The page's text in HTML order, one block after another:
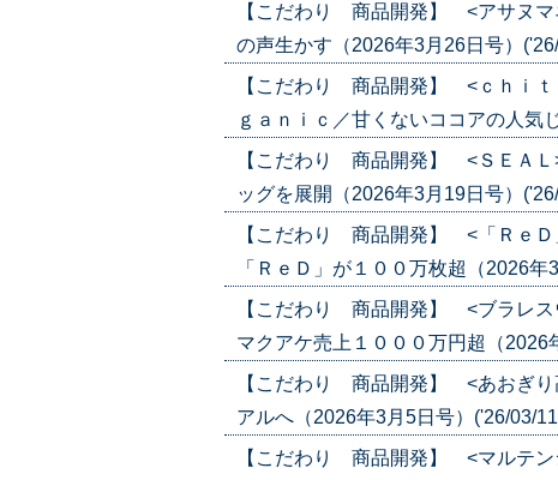
【こだわり 商品開発】 <アサヌ
の声生かす（2026年3月26日号）
【こだわり 商品開発】 <ｃｈｉ
ｇａｎｉｃ／甘くないココアの人気
【こだわり 商品開発】 <ＳＥＡ
ッグを展開（2026年3月19日号）
【こだわり 商品開発】 <「Ｒｅ
「ＲｅＤ」が１００万枚超（2026
【こだわり 商品開発】 <ブラレ
マクアケ売上１０００万円超（2026
【こだわり 商品開発】 <あおぎ
アルへ（2026年3月5日号）('26/03/
【こだわり 商品開発】 <マルテ